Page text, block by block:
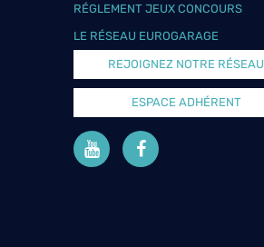
RÉGLEMENT JEUX CONCOURS
LE RÉSEAU EUROGARAGE
REJOIGNEZ NOTRE RÉSEAU
ESPACE ADHÉRENT